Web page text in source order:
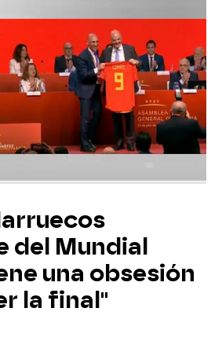
del Mundial
una obsesión
la final"